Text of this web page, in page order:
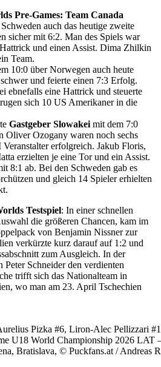
Pre-Games: Team Canada
auch das heutige zweite
sicher mit 6:2. Man des Spiels war
und einen Assist. Dima Zhilkin
Team.
10:0 über Norwegen auch heute
und feierte einen 7:3 Erfolg.
ebnefalls eine Hattrick und steuerte
sich 10 US Amerikaner in die
Gastgeber Slowakei mit dem 7:0
Oliver Ozogany waren noch sechs
erfolgreich. Jakub Floris,
erzielten je eine Tor und ein Assist.
8:1 ab. Bei den Schweden gab es
und gleich 14 Spieler erhielten
Testspiel: In einer schnellen
die größeren Chancen, kam im
von Benjamin Nissner zur
verkürzte kurz darauf auf 1:2 und
zum Ausgleich. In der
Schneider den verdienten
trifft sich das Nationalteam in
wo man am 23. April Tschechien
Pizka #6, Liron-Alec Pellizzari
U18 World Championship 2026 LAT
Bratislava, © Puckfans.at / Andreas